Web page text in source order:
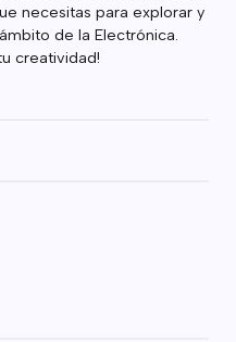
necesitas para explorar y
de la Electrónica.
creatividad!